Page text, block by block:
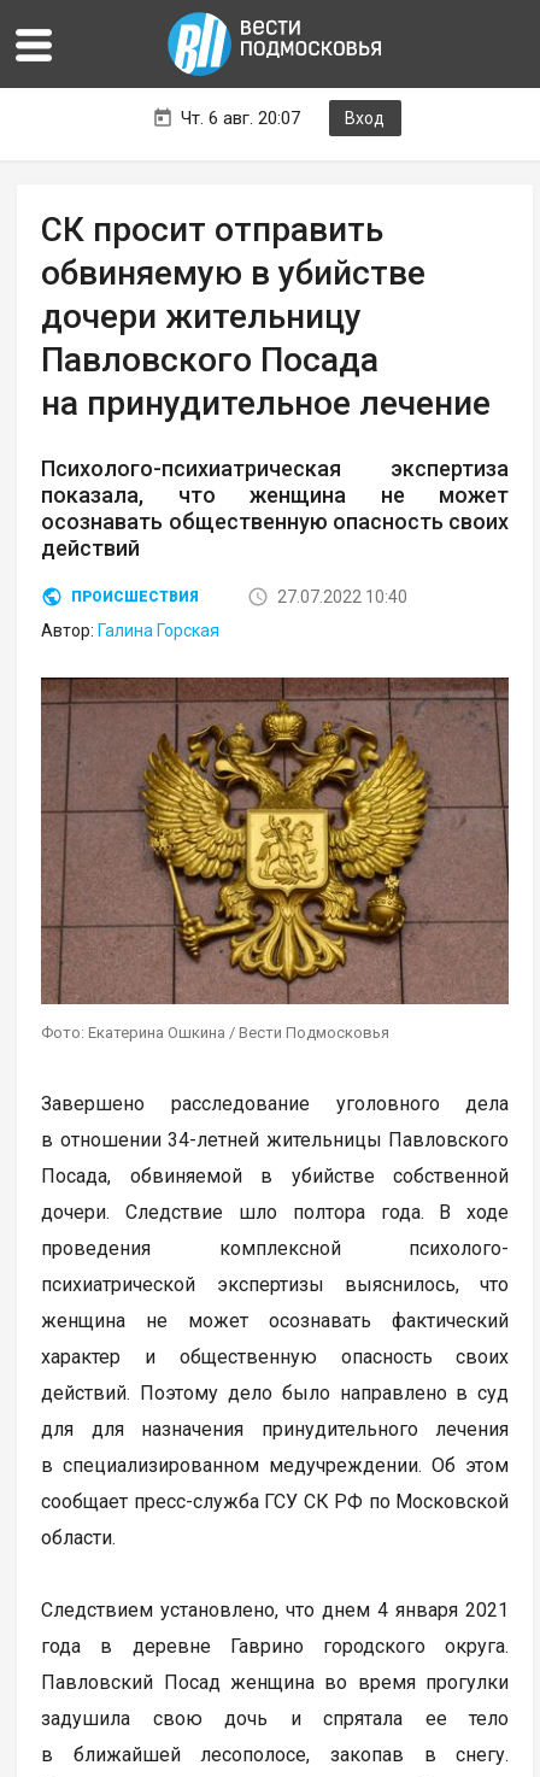
Чт. 6 авг. 20:07 Вход
СК просит отправить
обвиняемую в убийстве
дочери жительницу
Павловского Посада
на принудительное лечение
Психолого-психиатрическая экспертиза
показала, что женщина не может
осознавать общественную опасность своих
действий
ПРОИСШЕСТВИЯ
27.07.2022 10:40
Автор: Галина Горская
Фото: Екатерина Ошкина / Вести Подмосковья
Завершено расследование уголовного дела
в отношении 34-летней жительницы Павловского
Посада, обвиняемой в убийстве собственной
дочери. Следствие шло полтора года. В ходе
проведения комплексной психолого-
психиатрической экспертизы выяснилось, что
женщина не может осознавать фактический
характер и общественную опасность своих
действий. Поэтому дело было направлено в суд
для для назначения принудительного лечения
в специализированном медучреждении. Об этом
сообщает пресс-служба ГСУ СК РФ по Московской
области.
Следствием установлено, что днем 4 января 2021
года в деревне Гаврино городского округа.
Павловский Посад женщина во время прогулки
задушила свою дочь и спрятала ее тело
в ближайшей лесополосе, закопав в снегу.